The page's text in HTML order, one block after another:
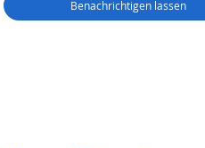
Benachrichtigen lassen